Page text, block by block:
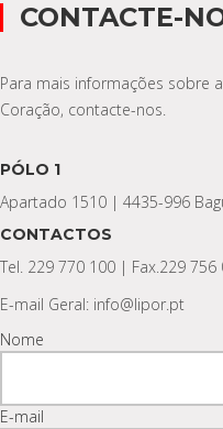
CONTACTE-
Para mais informações sobre
Coração, contacte-nos.
PÓLO 1
Apartado 1510 | 4435-996
CONTACTOS
Tel. 229 770 100 | Fax.229 756
E-mail Geral: info@lipor.pt
Nome
E-mail